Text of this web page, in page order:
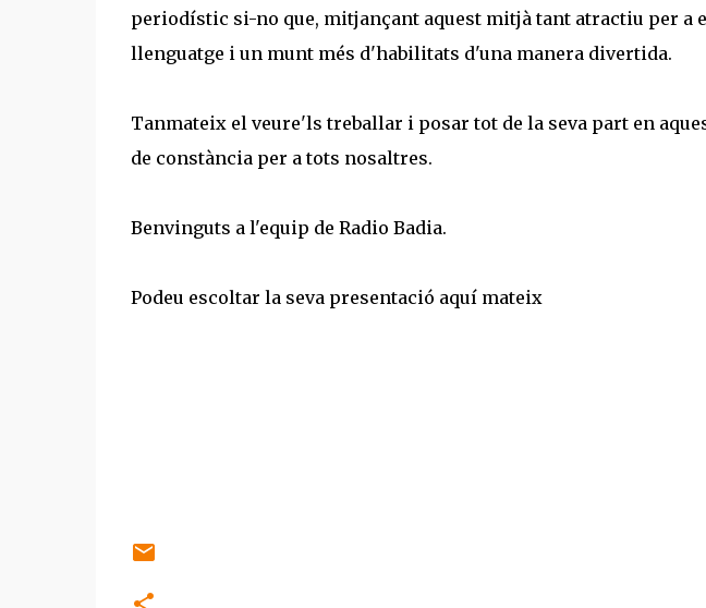
periodístic si-no que, mitjançant aquest mitjà tant atractiu per a
llenguatge i un munt més d'habilitats d'una manera divertida.
Tanmateix el veure'ls treballar i posar tot de la seva part en
de constància per a tots nosaltres.
Benvinguts a l'equip de Radio Badia.
Podeu escoltar la seva presentació aquí mateix